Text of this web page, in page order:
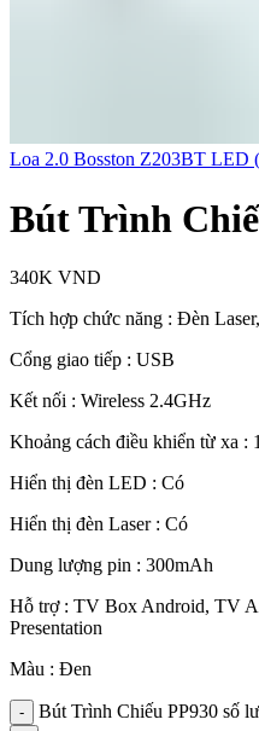
Loa 2.0 Bosston Z203BT LED
Bút Trình
340K VND
Tích hợp chức năng : Đèn
Cổng giao tiếp : USB
Kết nối : Wireless 2.4GHz
Khoảng cách điều khiển từ xa :
Hiển thị đèn LED : Có
Hiển thị đèn Laser : Có
Dung lượng pin : 300mAh
Hỗ trợ : TV Box Android, TV
Presentation
Màu : Đen
Bút Trình Chiếu PP930 số